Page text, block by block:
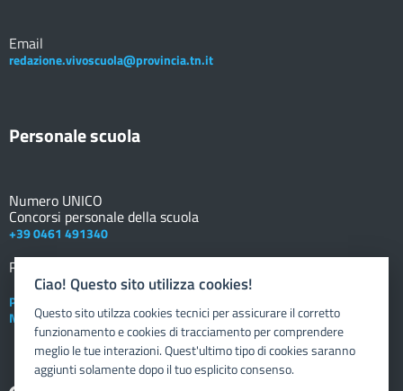
Email
redazione.vivoscuola@provincia.tn.it
Personale scuola
Numero UNICO
Concorsi personale della scuola
+39 0461 491340
Registro elettronico
Posta elettronica istituzionale
Nuovo sportello dipendente
Ciao! Questo sito utilizza cookies!
Questo sito utilzza cookies tecnici per assicurare il corretto
funzionamento e cookies di tracciamento per comprendere
meglio le tue interazioni. Quest'ultimo tipo di cookies saranno
aggiunti solamente dopo il tuo esplicito consenso.